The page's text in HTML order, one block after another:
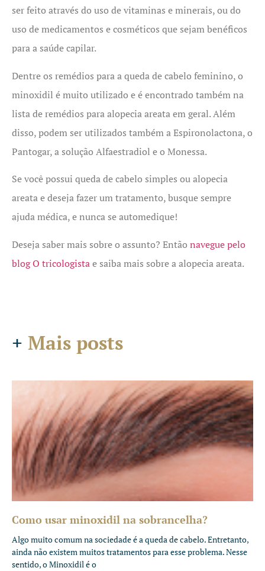
ser feito através do uso de vitaminas e minerais, ou do
uso de medicamentos e cosméticos que sejam benéficos
para a saúde capilar.
Dentre os remédios para a queda de cabelo feminino, o
minoxidil é muito utilizado e é encontrado também na
lista de remédios para alopecia areata em geral. Além
disso, podem ser utilizados também a Espironolactona, o
Pantogar, a solução Alfaestradiol e o Monessa.
Se você possui queda de cabelo simples ou alopecia
areata e deseja fazer um tratamento, busque sempre
ajuda médica, e nunca se automedique!
Deseja saber mais sobre o assunto? Então navegue pelo
blog O tricologistae saiba mais sobre a alopecia areata.
+ Mais posts
Como usar minoxidil na sobrancelha?
Algo muito comum na sociedade é a queda de cabelo. Entretanto,
ainda não existem muitos tratamentos para esse problema. Nesse
sentido, o Minoxidil é o